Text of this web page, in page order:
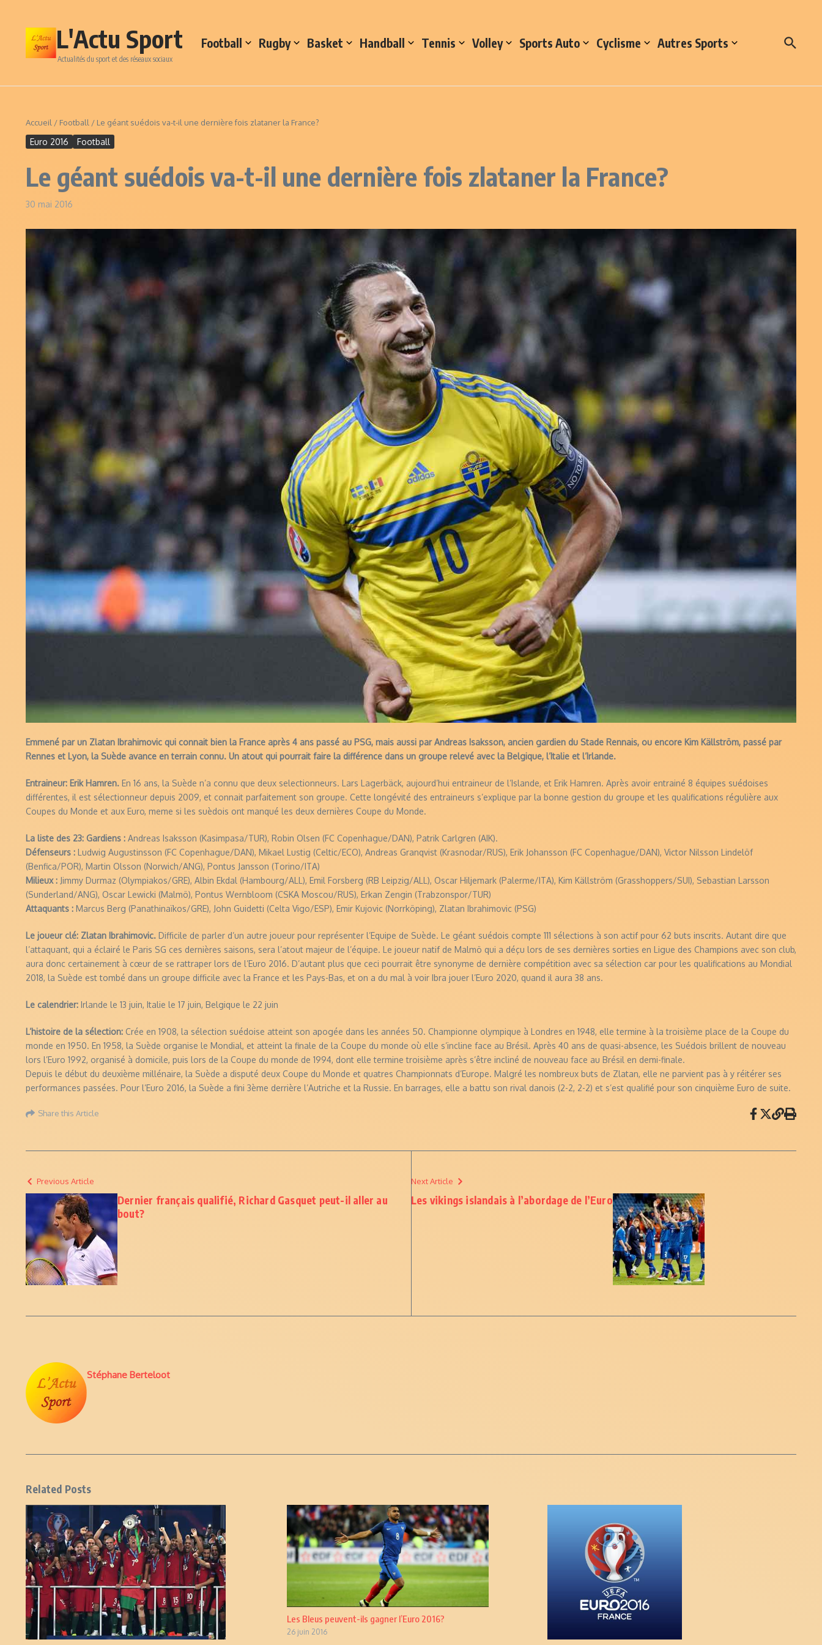
L'Actu Sport
Actualités du sport et des réseaux sociaux
Football Rugby Basket Handball Tennis Volley Sports Auto Cyclisme Autres Sports
Accueil / Football / Le géant suédois va-t-il une dernière fois zlataner la France?
Euro 2016 Football
Le géant suédois va-t-il une dernière fois zlataner la France?
30 mai 2016
Emmené par un Zlatan Ibrahimovic qui connait bien la France après 4 ans passé au PSG, mais aussi par Andreas Isaksson, ancien gardien du Stade Rennais, ou encore Kim Källström, passé par
Rennes et Lyon, la Suède avance en terrain connu. Un atout qui pourrait faire la différence dans un groupe relevé avec la Belgique, l’Italie et l’Irlande.
Entraineur: Erik Hamren. En 16 ans, la Suède n’a connu que deux selectionneurs. Lars Lagerbäck, aujourd’hui entraineur de l’Islande, et Erik Hamren. Après avoir entrainé 8 équipes suédoises
différentes, il est sélectionneur depuis 2009, et connait parfaitement son groupe. Cette longévité des entraineurs s’explique par la bonne gestion du groupe et les qualifications régulière aux
Coupes du Monde et aux Euro, meme si les suèdois ont manqué les deux dernières Coupe du Monde.
La liste des 23: Gardiens : Andreas Isaksson (Kasimpasa/TUR), Robin Olsen (FC Copenhague/DAN), Patrik Carlgren (AIK).
Défenseurs : Ludwig Augustinsson (FC Copenhague/DAN), Mikael Lustig (Celtic/ECO), Andreas Granqvist (Krasnodar/RUS), Erik Johansson (FC Copenhague/DAN), Victor Nilsson Lindelöf
(Benfica/POR), Martin Olsson (Norwich/ANG), Pontus Jansson (Torino/ITA)
Milieux : Jimmy Durmaz (Olympiakos/GRE), Albin Ekdal (Hambourg/ALL), Emil Forsberg (RB Leipzig/ALL), Oscar Hiljemark (Palerme/ITA), Kim Källström (Grasshoppers/SUI), Sebastian Larsson
(Sunderland/ANG), Oscar Lewicki (Malmö), Pontus Wernbloom (CSKA Moscou/RUS), Erkan Zengin (Trabzonspor/TUR)
Attaquants : Marcus Berg (Panathinaïkos/GRE), John Guidetti (Celta Vigo/ESP), Emir Kujovic (Norrköping), Zlatan Ibrahimovic (PSG)
Le joueur clé: Zlatan Ibrahimovic. Difficile de parler d’un autre joueur pour représenter l’Equipe de Suède. Le géant suédois compte 111 sélections à son actif pour 62 buts inscrits. Autant dire que
l’attaquant, qui a éclairé le Paris SG ces dernières saisons, sera l’atout majeur de l’équipe. Le joueur natif de Malmö qui a déçu lors de ses dernières sorties en Ligue des Champions avec son club,
aura donc certainement à cœur de se rattraper lors de l’Euro 2016. D’autant plus que ceci pourrait être synonyme de dernière compétition avec sa sélection car pour les qualifications au Mondial
2018, la Suède est tombé dans un groupe difficile avec la France et les Pays-Bas, et on a du mal à voir Ibra jouer l’Euro 2020, quand il aura 38 ans.
Le calendrier: Irlande le 13 juin, Italie le 17 juin, Belgique le 22 juin
L’histoire de la sélection: Crée en 1908, la sélection suédoise atteint son apogée dans les années 50. Championne olympique à Londres en 1948, elle termine à la troisième place de la Coupe du
monde en 1950. En 1958, la Suède organise le Mondial, et atteint la finale de la Coupe du monde où elle s’incline face au Brésil. Après 40 ans de quasi-absence, les Suédois brillent de nouveau
lors l’Euro 1992, organisé à domicile, puis lors de la Coupe du monde de 1994, dont elle termine troisième après s’être incliné de nouveau face au Brésil en demi-finale.
Depuis le début du deuxième millénaire, la Suède a disputé deux Coupe du Monde et quatres Championnats d’Europe. Malgré les nombreux buts de Zlatan, elle ne parvient pas à y réitérer ses
performances passées. Pour l’Euro 2016, la Suède a fini 3ème derrière l’Autriche et la Russie. En barrages, elle a battu son rival danois (2-2, 2-2) et s’est qualifié pour son cinquième Euro de suite.
Share this Article
Previous Article
Dernier français qualifié, Richard Gasquet peut-il aller au
bout?
Next Article
Les vikings islandais à l’abordage de l’Euro
Stéphane Berteloot
Related Posts
Les Bleus peuvent-ils gagner l’Euro 2016?
26 juin 2016